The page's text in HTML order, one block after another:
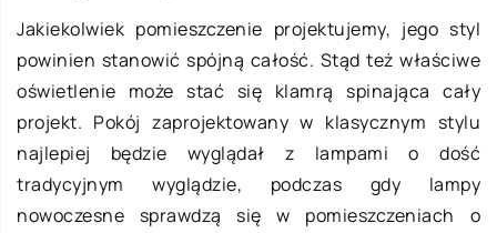
Jakiekolwiek pomieszczenie projektujemy, jego styl
powinien stanowić spójną całość. Stąd też właściwe
oświetlenie może stać się klamrą spinająca cały
projekt. Pokój zaprojektowany w klasycznym stylu
najlepiej będzie wyglądał z lampami o dość
tradycyjnym wyglądzie, podczas gdy lampy
nowoczesne sprawdzą się w pomieszczeniach o